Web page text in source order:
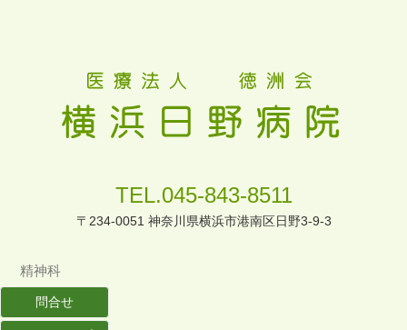
TEL.045-843-8511
〒234-0051 神奈川県横浜市港南区日野3-9-3
精神科
問合せ